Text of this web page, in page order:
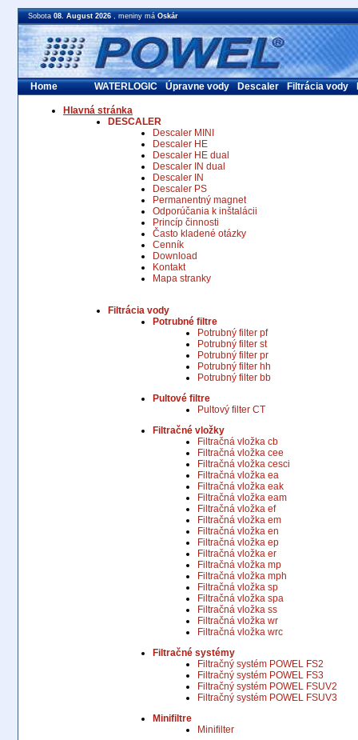
Sobota 08. August 2026 , meniny má Oskár
Home WATERLOGIC Úpravne vody Descaler Filtrácia vody
Hlavná stránka
DESCALER
Descaler MINI
Descaler HE
Descaler HE dual
Descaler IN dual
Descaler IN
Descaler PS
Permanentný magnet
Odporúčania k inštalácii
Princíp činnosti
Často kladené otázky
Cenník
Download
Kontakt
Mapa stranky
Filtrácia vody
Potrubné filtre
Potrubný filter pf
Potrubný filter st
Potrubný filter pr
Potrubný filter hh
Potrubný filter bb
Pultové filtre
Pultový filter CT
Filtračné vložky
Filtračná vložka cb
Filtračná vložka cee
Filtračná vložka cesci
Filtračná vložka ea
Filtračná vložka eak
Filtračná vložka eam
Filtračná vložka ef
Filtračná vložka em
Filtračná vložka en
Filtračná vložka ep
Filtračná vložka er
Filtračná vložka mp
Filtračná vložka mph
Filtračná vložka sp
Filtračná vložka spa
Filtračná vložka ss
Filtračná vložka wr
Filtračná vložka wrc
Filtračné systémy
Filtračný systém POWEL FS2
Filtračný systém POWEL FS3
Filtračný systém POWEL FSUV2
Filtračný systém POWEL FSUV3
Minifiltre
Minifilter